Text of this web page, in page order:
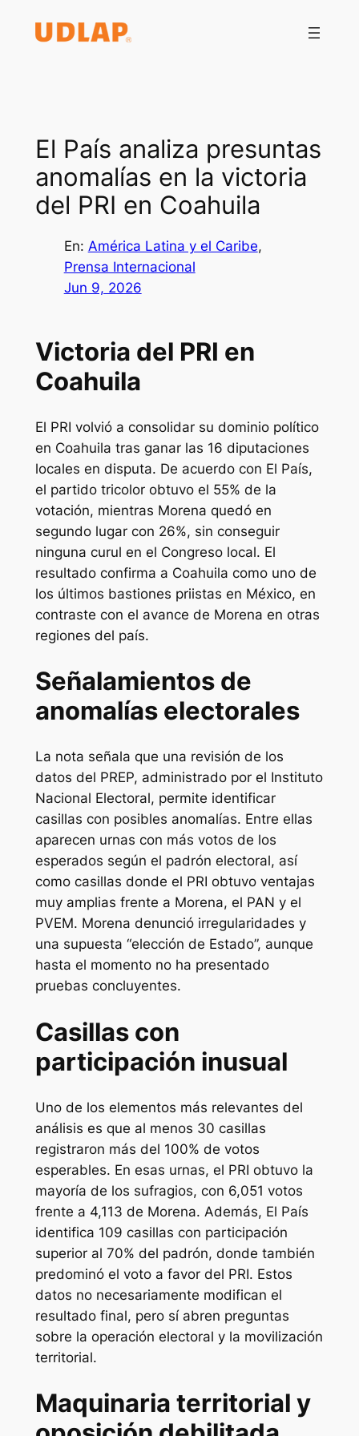
El País analiza presuntas
anomalías en la victoria
del PRI en Coahuila
En: América Latina y el Caribe
Prensa Internacional
Jun 9, 2026
Victoria del PRI en
Coahuila
El PRI volvió a consolidar su dominio político
en Coahuila tras ganar las 16 diputaciones
locales en disputa. De acuerdo con El País,
el partido tricolor obtuvo el 55% de la
votación, mientras Morena quedó en
segundo lugar con 26%, sin conseguir
ninguna curul en el Congreso local. El
resultado confirma a Coahuila como uno de
los últimos bastiones priistas en México, en
contraste con el avance de Morena en otras
regiones del país.
Señalamientos de
anomalías electorales
La nota señala que una revisión de los
datos del PREP, administrado por el Instituto
Nacional Electoral, permite identificar
casillas con posibles anomalías. Entre ellas
aparecen urnas con más votos de los
esperados según el padrón electoral, así
como casillas donde el PRI obtuvo ventajas
muy amplias frente a Morena, el PAN y el
PVEM. Morena denunció irregularidades y
una supuesta “elección de Estado”, aunque
hasta el momento no ha presentado
pruebas concluyentes.
Casillas con
participación inusual
Uno de los elementos más relevantes del
análisis es que al menos 30 casillas
registraron más del 100% de votos
esperables. En esas urnas, el PRI obtuvo la
mayoría de los sufragios, con 6,051 votos
frente a 4,113 de Morena. Además, El País
identifica 109 casillas con participación
superior al 70% del padrón, donde también
predominó el voto a favor del PRI. Estos
datos no necesariamente modifican el
resultado final, pero sí abren preguntas
sobre la operación electoral y la movilización
territorial.
Maquinaria territorial y